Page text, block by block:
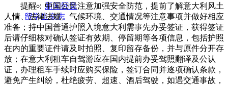
新闻回音
留学生杂志
提醒：中国公民注意加强安全防范，提前了解意大利风土
人情、法律法规、气候环境、交通情况等注意事项并做好相应
准备；持中国普通护照入境意大利需事先办妥签证，获得签证
后请仔细核对确认签证有效期、停留期等各项信息，包括护照
在内的重要证件请及时拍照、复印留存备份，并与原件分开存
放；在意大利租车自驾游应在国内提前办妥驾照翻译及公认
证，办理租车手续时应购买保险，签订合同并逐项确认条款，
避免产生纠纷，杜绝疲劳、超速、酒后驾驶，如遇交通事故，